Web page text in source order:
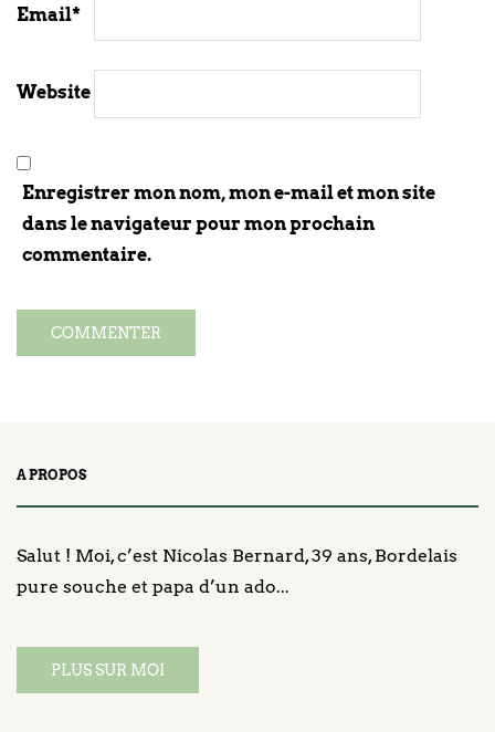
Email*
Website
Enregistrer mon nom, mon e-mail et mon site
dans le navigateur pour mon prochain
commentaire.
A PROPOS
Salut ! Moi, c’est Nicolas Bernard, 39 ans, Bordelais
pure souche et papa d’un ado...
PLUS SUR MOI